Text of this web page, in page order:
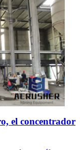
el concentrador